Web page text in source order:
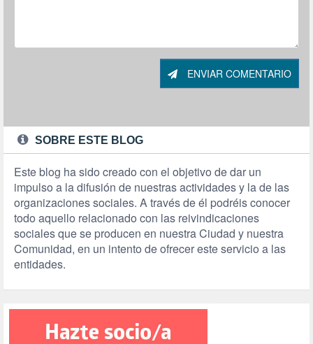
ENVIAR COMENTARIO
SOBRE ESTE BLOG
Este blog ha sido creado con el objetivo de dar un
impulso a la difusión de nuestras actividades y la de las
organizaciones sociales. A través de él podréis conocer
todo aquello relacionado con las reivindicaciones
sociales que se producen en nuestra Ciudad y nuestra
Comunidad, en un intento de ofrecer este servicio a las
entidades.